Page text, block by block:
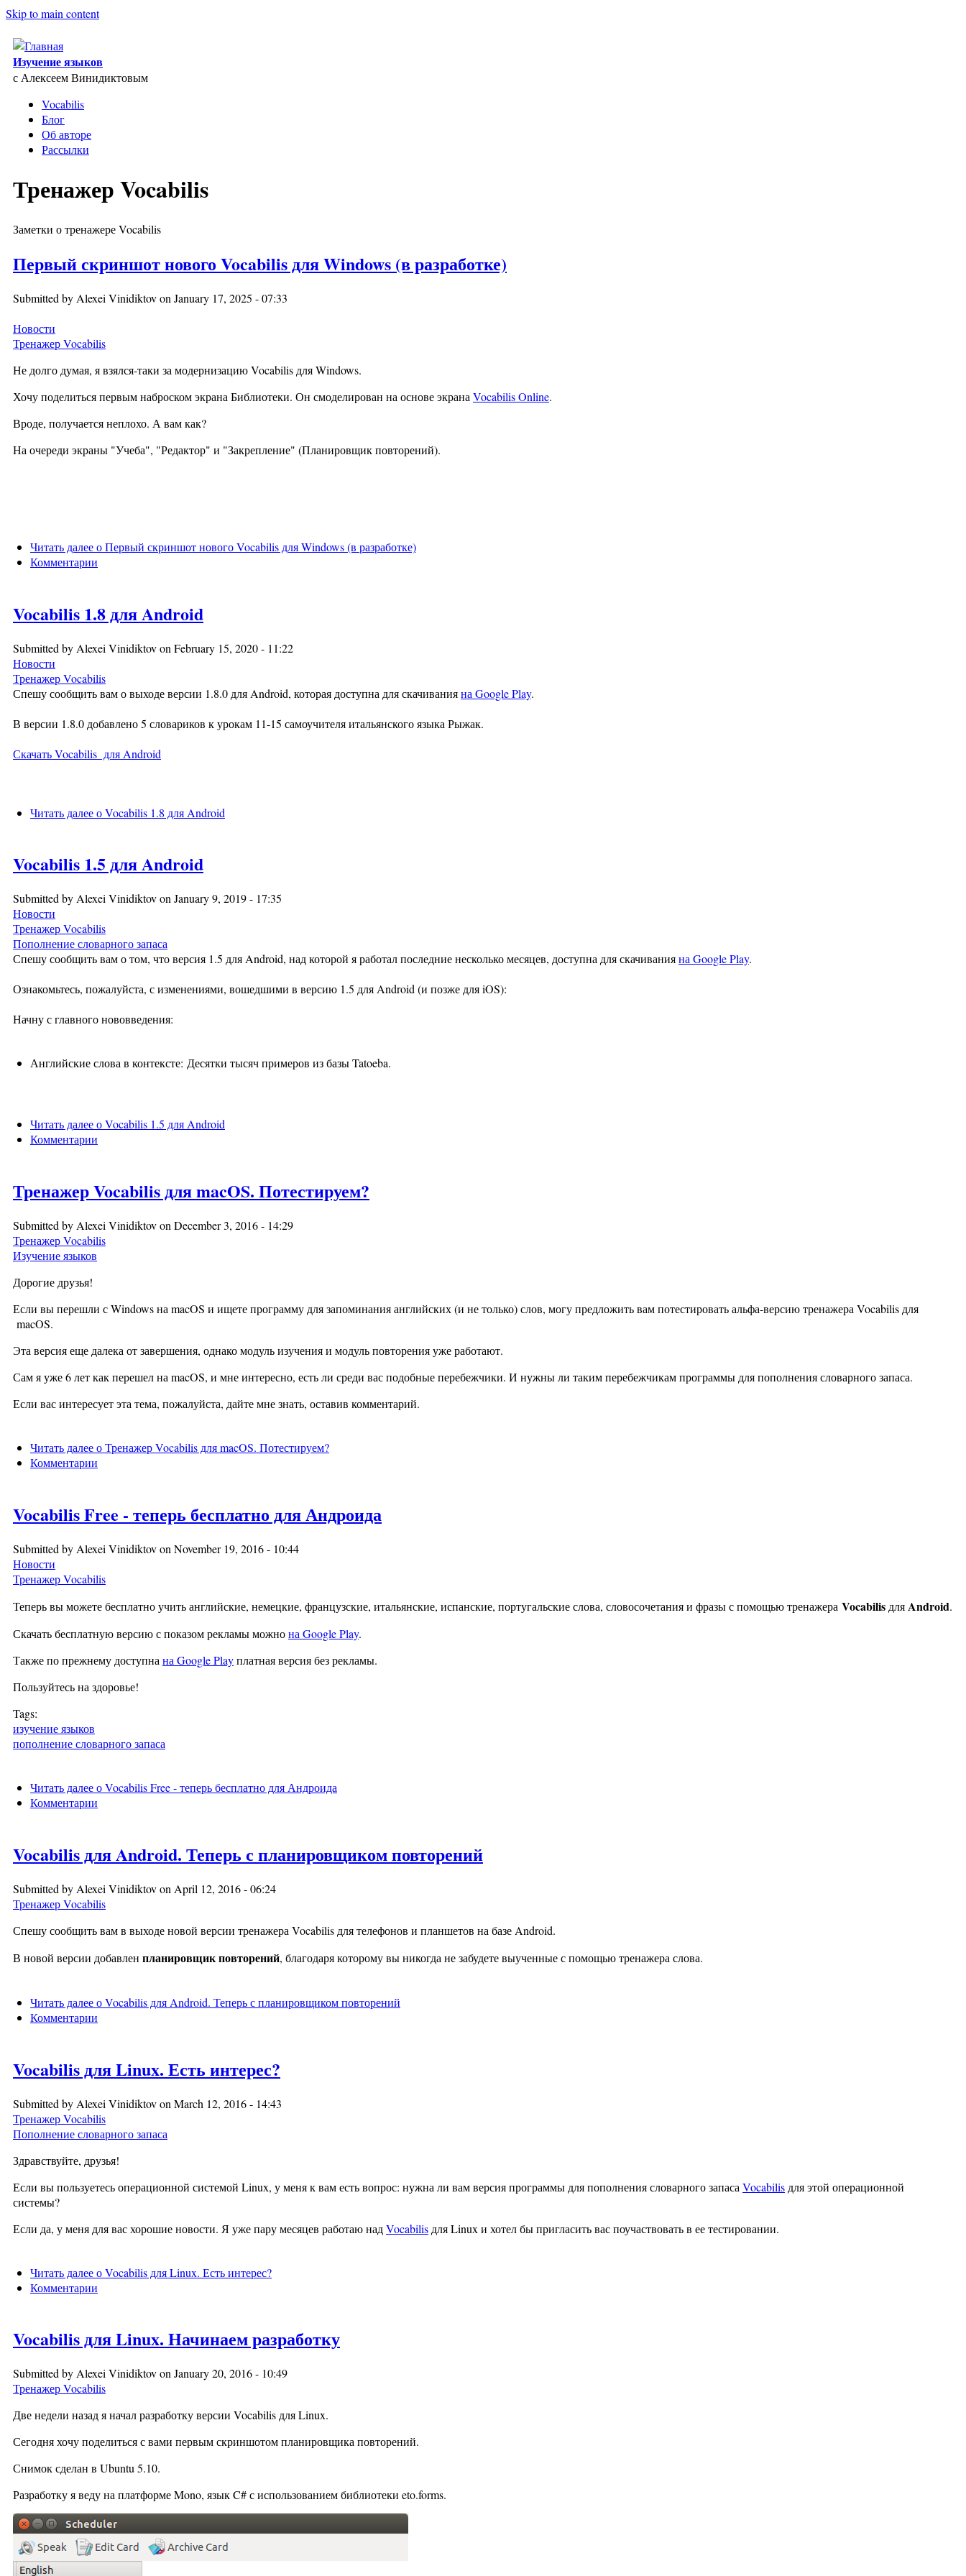
Skip to main content
Изучение языков
с Алексеем Винидиктовым
Vocabilis
Блог
Об авторе
Рассылки
Тренажер Vocabilis
Заметки о тренажере Vocabilis
Первый скриншот нового Vocabilis для Windows (в разработке)
Submitted by Alexei Vinidiktovon January 17, 2025 - 07:33
Новости
Тренажер Vocabilis
Не долго думая, я взялся-таки за модернизацию Vocabilis для Windows.
Хочу поделиться первым наброском экрана Библиотеки. Он смоделирован на основе экрана Vocabilis Online.
Вроде, получается неплохо. А вам как?
На очереди экраны "Учеба", "Редактор" и "Закрепление" (Планировщик повторений).
Читать далеео Первый скриншот нового Vocabilis для Windows (в разработке)
Комментарии
Vocabilis 1.8 для Android
Submitted by Alexei Vinidiktovon February 15, 2020 - 11:22
Новости
Тренажер Vocabilis
Спешу сообщить вам о выходе версии 1.8.0 для Android, которая доступна для скачиванияна Google Play.
В версии 1.8.0 добавлено 5 словариков к урокам 11-15 самоучителя итальянского языка Рыжак.
Скачать Vocabilis для Android
Читать далеео Vocabilis 1.8 для Android
Vocabilis 1.5 для Android
Submitted byAlexei Vinidiktovon January 9, 2019 - 17:35
Новости
Тренажер Vocabilis
Пополнение словарного запаса
Спешу сообщить вам о том, что версия 1.5 для Android, над которой я работал последние несколько месяцев, доступна для скачиванияна Google Play.
Ознакомьтесь, пожалуйста, с изменениями, вошедшими в версию 1.5 для Android (и позже для iOS):
Начну с главного нововведения:
Английские слова в контексте: Десятки тысяч примеров из базы Tatoeba.
Читать далеео Vocabilis 1.5 для Android
Комментарии
Тренажер Vocabilis для macOS. Потестируем?
Submitted by Alexei Vinidiktovon December 3, 2016 - 14:29
Тренажер Vocabilis
Изучение языков
Дорогие друзья!
Если вы перешли с Windows на macOS и ищете программу для запоминания английских (и не только) слов, могу предложить вам потестировать альфа-версию тренажера Vocabilis для
macOS.
Эта версия еще далека от завершения, однако модуль изучения и модуль повторения уже работают.
Сам я уже 6 лет как перешел на macOS, и мне интересно, есть ли среди вас подобные перебежчики. И нужны ли таким перебежчикам программы для пополнения словарного запаса.
Если вас интересует эта тема, пожалуйста, дайте мне знать, оставив комментарий.
Читать далеео Тренажер Vocabilis для macOS. Потестируем?
Комментарии
Vocabilis Free - теперь бесплатно для Андроида
Submitted by Alexei Vinidiktovon November 19, 2016 - 10:44
Новости
Тренажер Vocabilis
Теперь вы можете бесплатно учить английские, немецкие, французские, итальянские, испанские, португальские слова, словосочетания и фразы с помощью тренажера Vocabilis дляAndroid.
Скачать бесплатную версию с показом рекламы можнона Google Play.
Также по прежнему доступна на Google Playплатная версия без рекламы.
Пользуйтесь на здоровье!
Tags:
изучение языков
пополнение словарного запаса
Читать далеео Vocabilis Free - теперь бесплатно для Андроида
Комментарии
Vocabilis для Android. Теперь с планировщиком повторений
Submitted by Alexei Vinidiktovon April 12, 2016 - 06:24
Тренажер Vocabilis
Спешу сообщить вам в выходе новой версии тренажера Vocabilis для телефонов и планшетов на базе Android.
В новой версии добавлен планировщик повторений, благодаря которому вы никогда не забудете выученные с помощью тренажера слова.
Читать далеео Vocabilis для Android. Теперь с планировщиком повторений
Комментарии
Vocabilis для Linux. Есть интерес?
Submitted by Alexei Vinidiktovon March 12, 2016 - 14:43
Тренажер Vocabilis
Пополнение словарного запаса
Здравствуйте, друзья!
Если вы пользуетесь операционной системой Linux, у меня к вам есть вопрос: нужна ли вам версия программы для пополнения словарного запаса Vocabilis для этой операционной
системы?
Если да, у меня для вас хорошие новости. Я уже пару месяцев работаю надVocabilis для Linux и хотел бы пригласить вас поучаствовать в ее тестировании.
Читать далеео Vocabilis для Linux. Есть интерес?
Комментарии
Vocabilis для Linux. Начинаем разработку
Submitted byAlexei Vinidiktovon January 20, 2016 - 10:49
Тренажер Vocabilis
Две недели назад я начал разработку версии Vocabilis для Linux.
Сегодня хочу поделиться с вами первым скриншотом планировщика повторений.
Снимок сделан в Ubuntu 5.10.
Разработку я веду на платформе Mono, язык C# с использованием библиотеки eto.forms.